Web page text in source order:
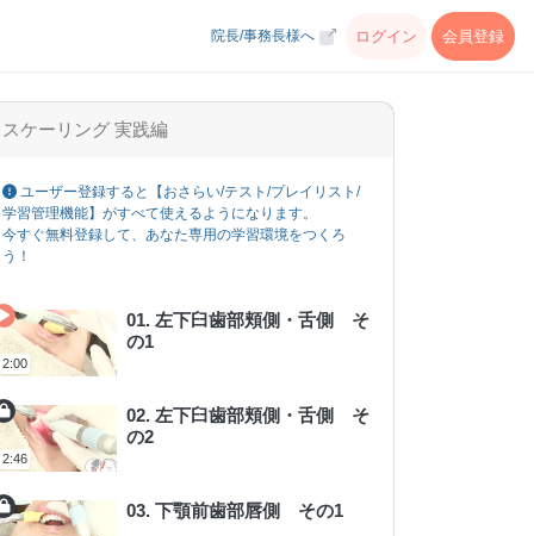
院長/事務長様へ ログイン 会員登録
スケーリング 実践編
ユーザー登録すると【おさらい/テスト/プレイリスト/
学習管理機能】がすべて使えるようになります。
今すぐ無料登録して、あなた専用の学習環境をつくろ
う！
2:00
01. 左下臼歯部頬側・舌側 そ
の1
2:46
02. 左下臼歯部頬側・舌側 そ
の2
03. 下顎前歯部唇側 その1